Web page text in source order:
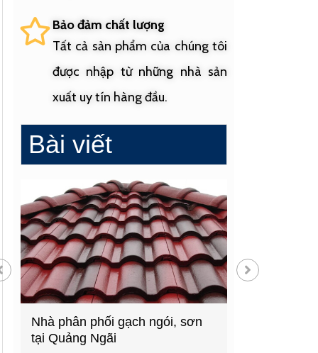
Bảo đảm chất lượng
Tất cả sản phẩm của chúng tôi
được nhập từ những nhà sản
xuất uy tín hàng đầu.
Bài viết
Cửa hàng vật liệu xây dựng
hàng đầu Quảng Ngãi